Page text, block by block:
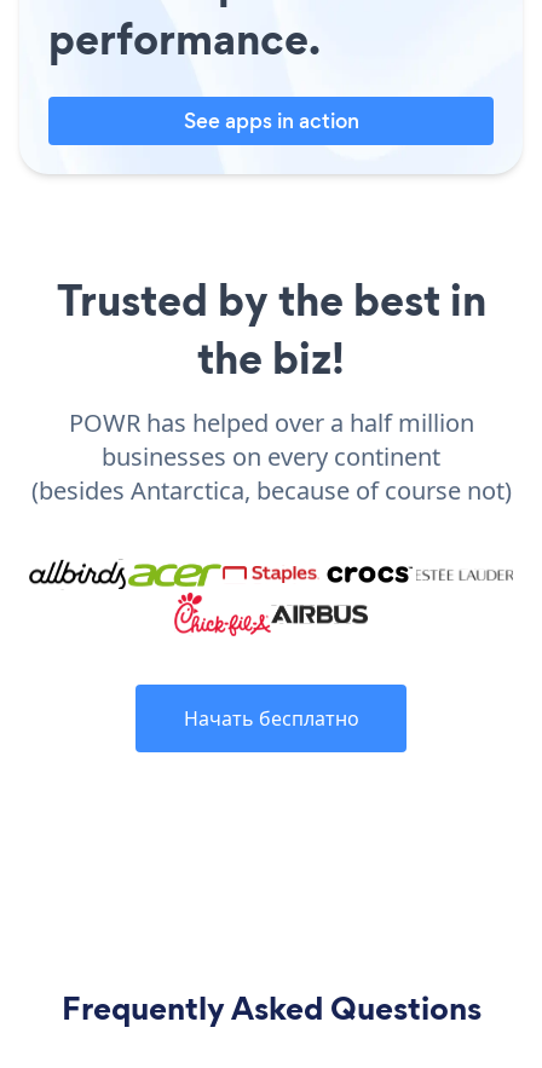
performance.
See apps in action
Trusted by the best in
the biz!
POWR has helped over a half million
businesses on every continent
(besides Antarctica, because of course not)
Начать бесплатно
Frequently Asked Questions